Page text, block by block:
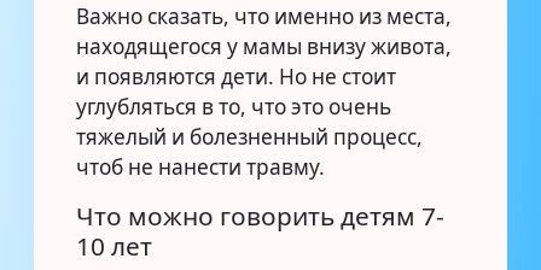
Важно сказать, что именно из места,
находящегося у мамы внизу живота,
и появляются дети. Но не стоит
углубляться в то, что это очень
тяжелый и болезненный процесс,
чтоб не нанести травму.
Что можно говорить детям 7-
10 лет